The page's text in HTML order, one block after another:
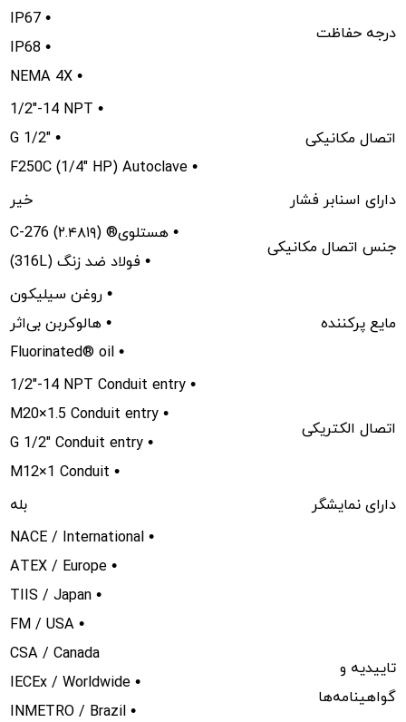
درجه حفاظت
IP67 •
IP68 •
NEMA 4X •
اتصال مکانیکی
1/2"-14 NPT •
G 1/2" •
F250C (1/4" HP) Autoclave •
دارای اسنابر فشار
خیر
جنس اتصال مکانیکی
C-276 هستلوی® (۲.۴۸۱۹) •
(316L) فولاد ضد زنگ •
مایع پرکننده
روغن سیلیکون •
هالوکربن بی‌اثر •
Fluorinated® oil •
اتصال الکتریکی
1/2"-14 NPT Conduit entry •
M20×1.5 Conduit entry •
G 1/2" Conduit entry •
M12×1 Conduit •
دارای نمایشگر
بله
تاییدیه و
گواهینامه‌ها
NACE / International •
ATEX / Europe •
TIIS / Japan •
FM / USA •
CSA / Canada
IECEx / Worldwide •
INMETRO / Brazil •